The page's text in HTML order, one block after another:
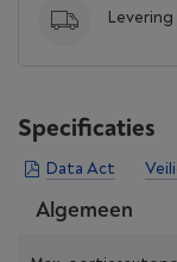
Levering
Specificaties
Data Act
Algemeen